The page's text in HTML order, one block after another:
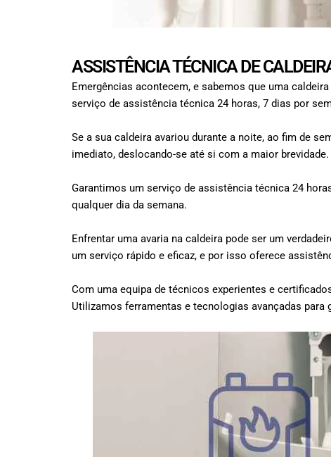
ASSISTÊNCIA TÉCNICA DE
Emergências acontecem, e sabemos que uma
serviço de assistência técnica 24 horas, 7 dias por
Se a sua caldeira avariou durante a noite, ao fim de
imediato, deslocando-se até si com a maior brevidade.
Garantimos um serviço de assistência técnica 24
qualquer dia da semana.
Enfrentar uma avaria na caldeira pode ser um
um serviço rápido e eficaz, e por isso oferece
Com uma equipa de técnicos experientes e
Utilizamos ferramentas e tecnologias avançadas